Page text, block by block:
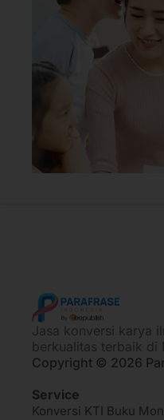
Jasa konversi karya
berkualitas terbaik di
Copyright © 2026
Service
Konversi KTI Buku